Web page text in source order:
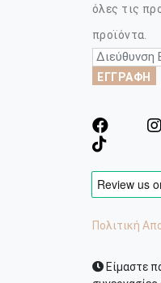
όλες τις
προϊόντα.
ΕΓΓΡΑΦΗ
Πολιτική
Είμαστε